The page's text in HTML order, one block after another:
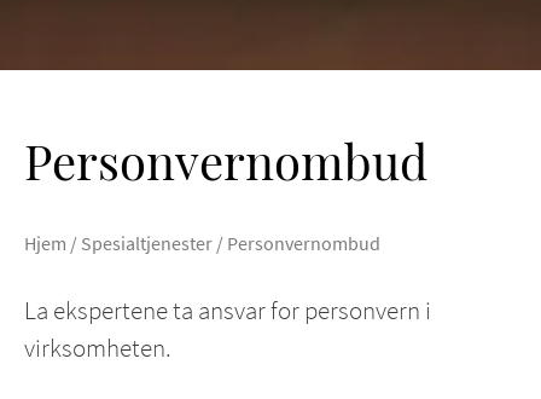
Personvernombud
Hjem / Spesialtjenester / Personvernombud
La ekspertene ta ansvar for personvern i
virksomheten.